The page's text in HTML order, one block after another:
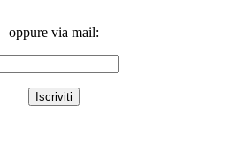
oppure via mail: